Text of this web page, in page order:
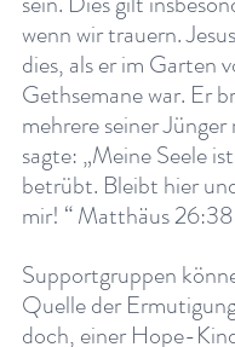
wenn wir trauern.
dies, als er im Garten
Gethsemane war. Er
mehrere seiner
sagte: „Meine Seele
betrübt. Bleibt hier
mir! “ Matthäus 26:38
Supportgruppen
Quelle der
doch, einer Hope-